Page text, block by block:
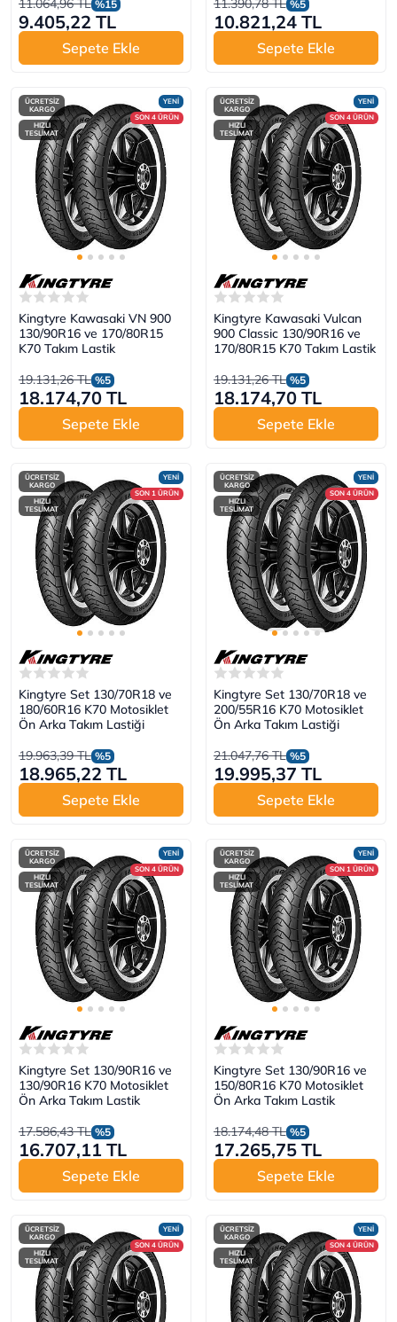
11.064,96 TL %15
9.405,22 TL
Sepete Ekle
11.390,78 TL %5
10.821,24 TL
Sepete Ekle
YENİ
SON 4 ÜRÜN
ÜCRETSİZ
KARGO
HIZLI
TESLİMAT
Kingtyre Kawasaki VN 900
130/90R16 ve 170/80R15
K70 Takım Lastik
19.131,26 TL %5
18.174,70 TL
Sepete Ekle
YENİ
SON 4 ÜRÜN
ÜCRETSİZ
KARGO
HIZLI
TESLİMAT
Kingtyre Kawasaki Vulcan
900 Classic 130/90R16 ve
170/80R15 K70 Takım Lastik
19.131,26 TL %5
18.174,70 TL
Sepete Ekle
YENİ
SON 1 ÜRÜN
ÜCRETSİZ
KARGO
HIZLI
TESLİMAT
Kingtyre Set 130/70R18 ve
180/60R16 K70 Motosiklet
Ön Arka Takım Lastiği
19.963,39 TL %5
18.965,22 TL
Sepete Ekle
YENİ
SON 4 ÜRÜN
ÜCRETSİZ
KARGO
HIZLI
TESLİMAT
Kingtyre Set 130/70R18 ve
200/55R16 K70 Motosiklet
Ön Arka Takım Lastiği
21.047,76 TL %5
19.995,37 TL
Sepete Ekle
YENİ
SON 4 ÜRÜN
ÜCRETSİZ
KARGO
HIZLI
TESLİMAT
Kingtyre Set 130/90R16 ve
130/90R16 K70 Motosiklet
Ön Arka Takım Lastik
17.586,43 TL %5
16.707,11 TL
Sepete Ekle
YENİ
SON 1 ÜRÜN
ÜCRETSİZ
KARGO
HIZLI
TESLİMAT
Kingtyre Set 130/90R16 ve
150/80R16 K70 Motosiklet
Ön Arka Takım Lastik
18.174,48 TL %5
17.265,75 TL
Sepete Ekle
YENİ
SON 4 ÜRÜN
ÜCRETSİZ
KARGO
HIZLI
TESLİMAT
YENİ
SON 4 ÜRÜN
ÜCRETSİZ
KARGO
HIZLI
TESLİMAT